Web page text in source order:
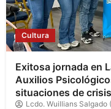
Cultura
Exitosa jornada en
Auxilios
situaciones de crisis
Lcdo. Wuillians Salgado